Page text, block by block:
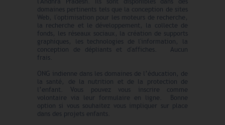
domaines pertinents tels que la conception de sites
Web, l'optimisation pour les moteurs de recherche,
la recherche et le développement, la collecte de
fonds, les réseaux sociaux, la création de supports
graphiques, les technologies de l'information, la
conception de dépliants et d'affiches. Aucun
frais.
ONG indienne dans les domaines de l’éducation, de
la santé, de la nutrition et de la protection de
l’enfant. Vous pouvez vous inscrire comme
volontaire via leur formulaire en ligne. Bonne
option si vous souhaitez vous impliquer sur place
dans des projets enfants.